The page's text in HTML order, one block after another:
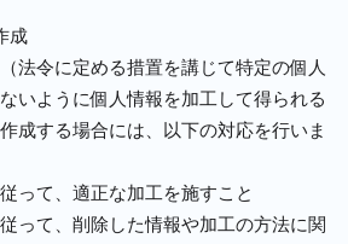
成
法令に定める措置を講じて特定の個人
いように個人情報を加工して得られる
成する場合には、以下の対応を行いま
って、適正な加工を施すこと
って、削除した情報や加工の方法に関